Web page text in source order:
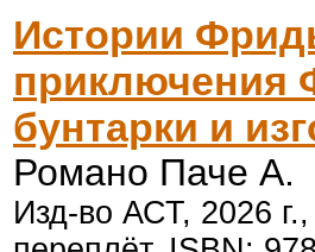
Истории
приключения
бунтарки и
Романо Паче А.
Изд-во АСТ, 2026